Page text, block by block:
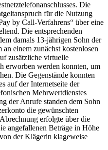
Die
für die Nutzung
by Call-Verfahrens“ über eine
Die entsprechenden
damals 13-jährigen Sohn der
einem zunächst kostenlosen
zusätzliche virtuelle
erworben werden konnten, um
Die Gegenstände konnten
auf der Internetseite der
Mehrwertdienstes
der Anrufe standen dem Sohn
die gewünschten
erfolgte über die
angefallenen Beträge in Höhe
der Klägerin klageweise